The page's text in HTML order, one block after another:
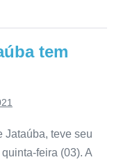
tem
Jataúba, teve seu
feira (03). A